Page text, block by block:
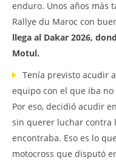
enduro. Unos años más
Rallye du Maroc con
llega al Dakar 2026,
Motul.
Tenía previsto acudir
equipo con el que iba
Por eso, decidió acudir
sin querer luchar contra
encontraba. Eso es lo
motocross que disputó